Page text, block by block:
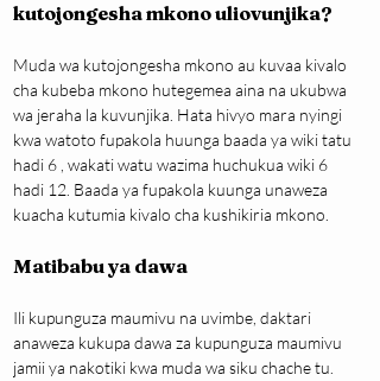
kutojongesha mkono uliovunjika?
Muda wa kutojongesha mkono au kuvaa kivalo
cha kubeba mkono hutegemea aina na ukubwa
wa jeraha la kuvunjika. Hata hivyo mara nyingi
kwa watoto fupakola huunga baada ya wiki tatu
hadi 6 , wakati watu wazima huchukua wiki 6
hadi 12. Baada ya fupakola kuunga unaweza
kuacha kutumia kivalo cha kushikiria mkono.
Matibabu ya dawa
Ili kupunguza maumivu na uvimbe, daktari
anaweza kukupa dawa za kupunguza maumivu
jamii ya nakotiki kwa muda wa siku chache tu.